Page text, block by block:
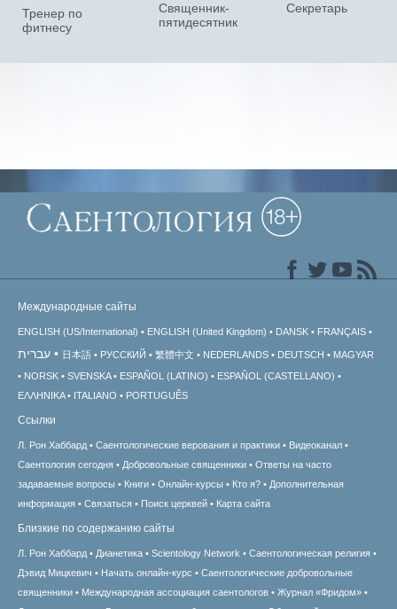
Тренер по
фитнесу
Священник-
пятидесятник
Секретарь
Международные сайты
ENGLISH (US/International) ENGLISH (United Kingdom) DANSK FRANÇAIS
עברית 日本語 РУССКИЙ 繁體中文 NEDERLANDS DEUTSCH
MAGYAR
NORSK
SVENSKA ESPAÑOL (LATINO)
ESPAÑOL (CASTELLANO)
ΕΛΛΗΝΙΚA
ITALIANO PORTUGUÊS
Ссылки
Л. Рон Хаббард Саентологические верования и практики
Видеоканал
Саентология сегодня
Добровольные священники
Ответы на часто
задаваемые вопросы
Книги Онлайн-курсы Кто я?
Дополнительная
информация
Связаться Поиск церквей Карта сайта
Близкие по содержанию сайты
Л. Рон Хаббард Дианетика Scientology Network
Саентологическая религия
Дэвид Мицкевич
Начать онлайн-курс
Саентологические добровольные
священники
Международная ассоциация саентологов
Журнал «Фридом»